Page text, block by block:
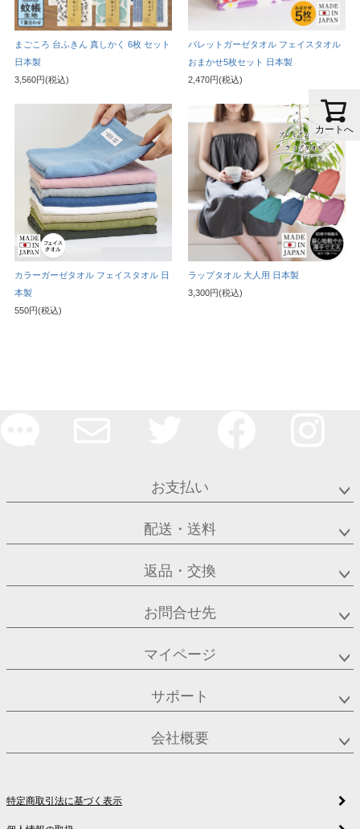
まごころ 台ふきん 真しかく 6枚 セット
日本製
3,560円(税込)
パレットガーゼタオル フェイスタオル
おまかせ5枚セット 日本製
2,470円(税込)
カラーガーゼタオル フェイスタオル 日
本製
550円(税込)
ラップタオル 大人用 日本製
3,300円(税込)
お支払い
配送・送料
返品・交換
お問合せ先
マイページ
サポート
会社概要
特定商取引法に基づく表示
カートへ